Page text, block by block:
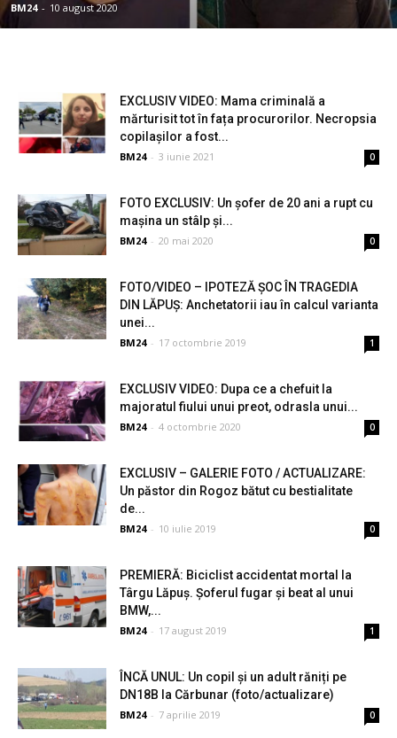
BM24 - 10 august 2020
EXCLUSIV VIDEO: Mama criminală a
mărturisit tot în fața procurorilor. Necropsia
copilașilor a fost...
BM24 - 3 iunie 2021 0
FOTO EXCLUSIV: Un șofer de 20 ani a rupt cu
mașina un stâlp și...
BM24 - 20 mai 2020 0
FOTO/VIDEO – IPOTEZĂ ȘOC ÎN TRAGEDIA
DIN LĂPUȘ: Anchetatorii iau în calcul varianta
unei...
BM24 - 17 octombrie 2019 1
EXCLUSIV VIDEO: Dupa ce a chefuit la
majoratul fiului unui preot, odrasla unui...
BM24 - 4 octombrie 2020 0
EXCLUSIV – GALERIE FOTO / ACTUALIZARE:
Un păstor din Rogoz bătut cu bestialitate
de...
BM24 - 10 iulie 2019 0
PREMIERĂ: Biciclist accidentat mortal la
Târgu Lăpuș. Șoferul fugar și beat al unui
BMW,...
BM24 - 17 august 2019 1
ÎNCĂ UNUL: Un copil și un adult răniți pe
DN18B la Cărbunar (foto/actualizare)
BM24 - 7 aprilie 2019 0